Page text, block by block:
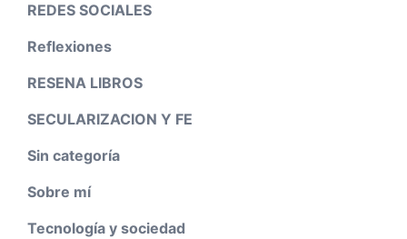
REDES SOCIALES
Reflexiones
RESENA LIBROS
SECULARIZACION Y FE
Sin categoría
Sobre mí
Tecnología y sociedad